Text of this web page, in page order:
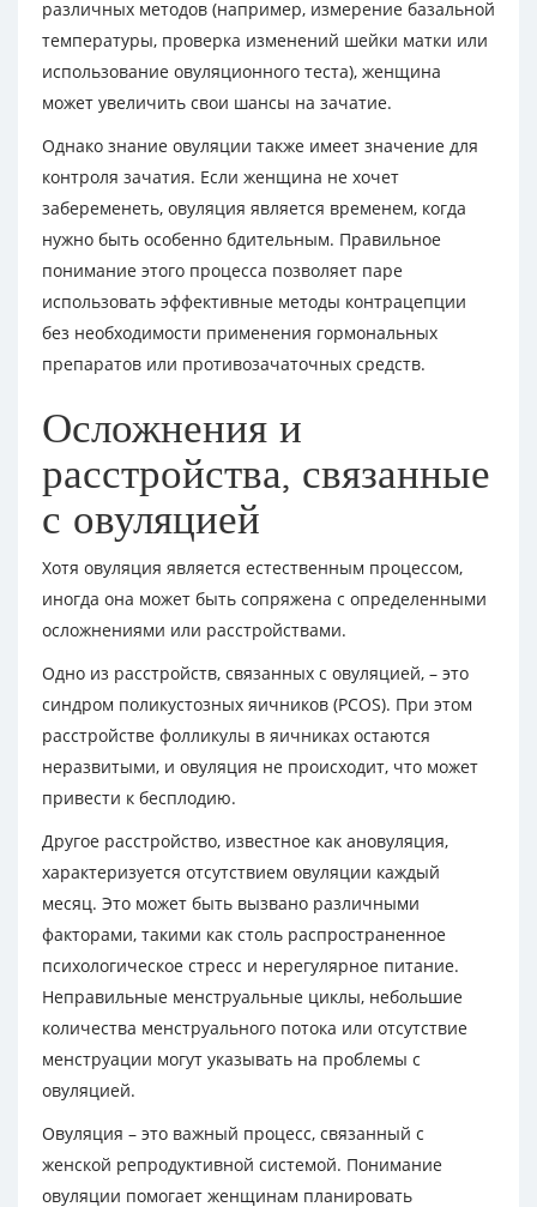
различных методов (например, измерение базальной
температуры, проверка изменений шейки матки или
использование овуляционного теста), женщина
может увеличить свои шансы на зачатие.
Однако знание овуляции также имеет значение для
контроля зачатия. Если женщина не хочет
забеременеть, овуляция является временем, когда
нужно быть особенно бдительным. Правильное
понимание этого процесса позволяет паре
использовать эффективные методы контрацепции
без необходимости применения гормональных
препаратов или противозачаточных средств.
Осложнения и
расстройства, связанные
с овуляцией
Хотя овуляция является естественным процессом,
иногда она может быть сопряжена с определенными
осложнениями или расстройствами.
Одно из расстройств, связанных с овуляцией, – это
синдром поликустозных яичников (PCOS). При этом
расстройстве фолликулы в яичниках остаются
неразвитыми, и овуляция не происходит, что может
привести к бесплодию.
Другое расстройство, известное как ановуляция,
характеризуется отсутствием овуляции каждый
месяц. Это может быть вызвано различными
факторами, такими как столь распространенное
психологическое стресс и нерегулярное питание.
Неправильные менструальные циклы, небольшие
количества менструального потока или отсутствие
менструации могут указывать на проблемы с
овуляцией.
Овуляция – это важный процесс, связанный с
женской репродуктивной системой. Понимание
овуляции помогает женщинам планировать